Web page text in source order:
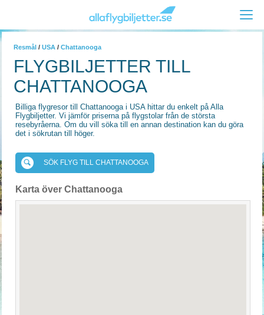
Resmål / USA / Chattanooga
FLYGBILJETTER TILL
CHATTANOOGA
Billiga flygresor till Chattanooga i USA hittar du enkelt på Alla
Flygbiljetter. Vi jämför priserna på flygstolar från de största
resebyråerna. Om du vill söka till en annan destination kan du göra
det i sökrutan till höger.
SÖK FLYG TILL CHATTANOOGA
Karta över Chattanooga